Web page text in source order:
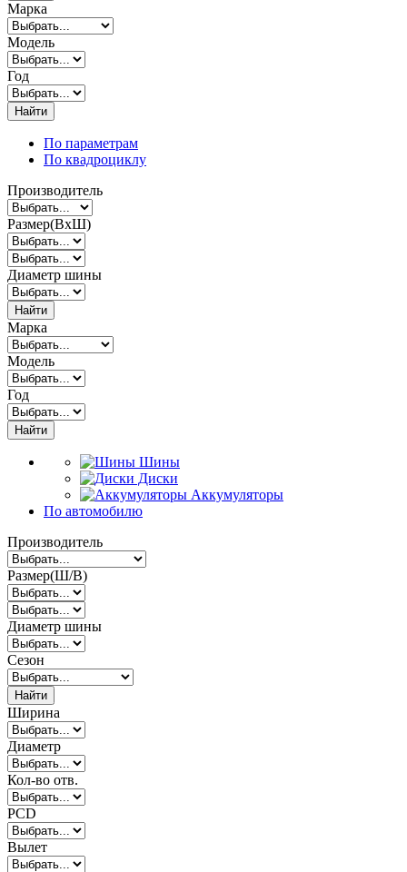
Марка
Модель
Год
Найти
По параметрам
По квадроциклу
Производитель
Размер(ВxШ)
Диаметр шины
Найти
Марка
Модель
Год
Найти
Шины
Диски
Аккумуляторы
По автомобилю
Производитель
Размер(Ш/В)
Диаметр шины
Сезон
Найти
Ширина
Диаметр
Кол-во отв.
PCD
Вылет